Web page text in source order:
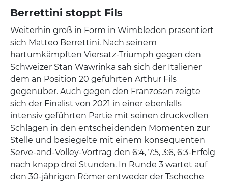
Berrettini stoppt Fils
Weiterhin groß in Form in Wimbledon präsentiert
sich Matteo Berrettini. Nach seinem
hartumkämpften Viersatz-Triumph gegen den
Schweizer Stan Wawrinka sah sich der Italiener
dem an Position 20 geführten Arthur Fils
gegenüber. Auch gegen den Franzosen zeigte
sich der Finalist von 2021 in einer ebenfalls
intensiv geführten Partie mit seinen druckvollen
Schlägen in den entscheidenden Momenten zur
Stelle und besiegelte mit einem konsequenten
Serve-and-Volley-Vortrag den 6:4, 7:5, 3:6, 6:3-Erfolg
nach knapp drei Stunden. In Runde 3 wartet auf
den 30-jährigen Römer entweder der Tscheche